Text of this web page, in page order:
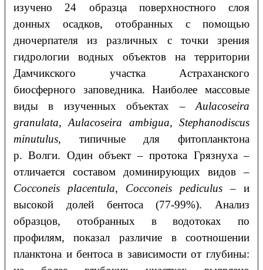
изучено 24 образца поверхностного слоя
донных осадков, отобранных с помощью
дночерпателя из различных с точки зрения
гидрологии водных объектов на территории
Дамчикского участка Астраханского
биосферного заповедника. Наиболее массовые
виды в изученных объектах –Aulacoseira
granulata,Aulacoseira ambigua,Stephanodiscus
minutulus, типичные для фитопланктона
р. Волги. Один объект – протока Грязнуха –
отличается составом доминирующих видов –
Cocconeis placentula, Cocconeis pediculus – и
высокой долей бентоса (77-99%). Анализ
образцов, отобранных в водотоках по
профилям, показал различие в соотношении
планктона и бентоса в зависимости от глубины: